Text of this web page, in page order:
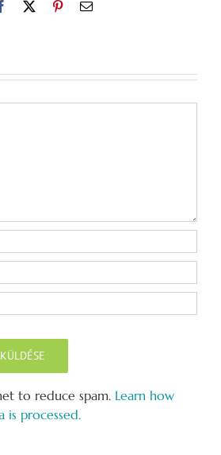
Facebook PinterestEmail:
to reduce spam. Learn how
is processed.